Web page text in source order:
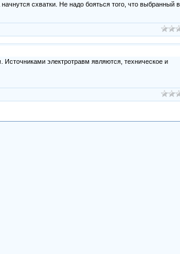
схватки. Не надо бояться того, что выбранный
электротравм являются, техническое и